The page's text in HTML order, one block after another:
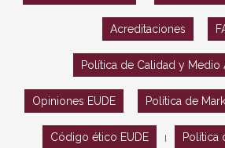
Acreditaciones
Política de Calidad y Medio
Opiniones EUDE Política de
Código ético EUDE Política